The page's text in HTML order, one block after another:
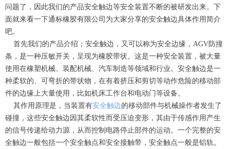
问题了，因此我们的产品安全触边等安全装置不断的被研发出来。下
面就来看一下通标橡胶有限公司为大家分享的安全触边具体作用简介
吧。
首先我们的产品介绍；安全触边，又可以称为安全边缘，AGV防撞
条，是一种压敏开关，呈现为橡胶带状。这是一种安全装置，被大量
使用在橡塑机械、装配机械、汽车制造等领域和行业。安全触边是一
种柔软的、可弯折的带状物，在有着挤压和剪切等动作危险的移动部
件的边缘上大量使用，比如机床工作台和电动门等设备。
其作用原理是，当装置有安全触边 的移动部件与机械操作者发生了
碰撞，这些安全触边因其柔软性而受压迫变形，其由于传感作用产生
的信号传递给动力源，从而控制电路停止部件的运动。一个完整的安
全触边一般包括一个安全触点和安全接触带，安全触点一般是铝轨。